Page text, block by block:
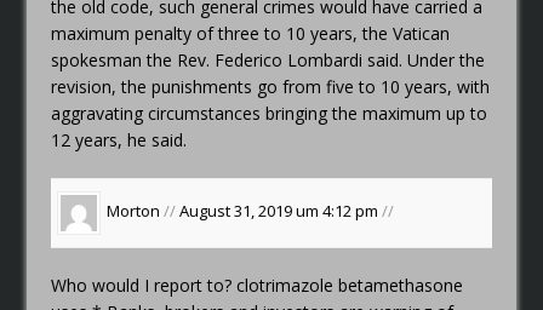
the old code, such general crimes would have carried a
maximum penalty of three to 10 years, the Vatican
spokesman the Rev. Federico Lombardi said. Under the
revision, the punishments go from five to 10 years, with
aggravating circumstances bringing the maximum up to
12 years, he said.
Morton //August 31, 2019 um 4:12 pm//
Who would I report to?clotrimazole betamethasone